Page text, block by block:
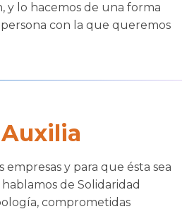
y lo hacemos de una forma
con la que queremos
y para que ésta sea
de Solidaridad
comprometidas